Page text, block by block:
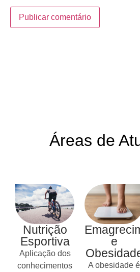
Áreas de
Nutrição
Esportiva
Aplicação dos
conhecimentos
e
A obesidade é